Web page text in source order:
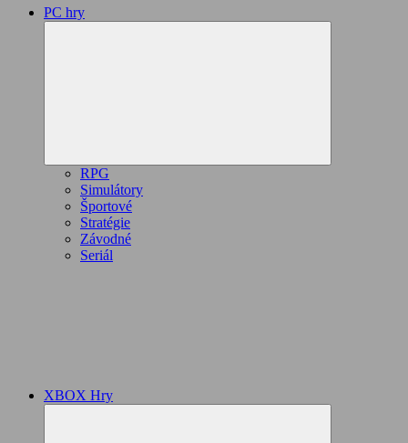
PC hry
RPG
Simulátory
Športové
Stratégie
Závodné
Seriál
XBOX Hry